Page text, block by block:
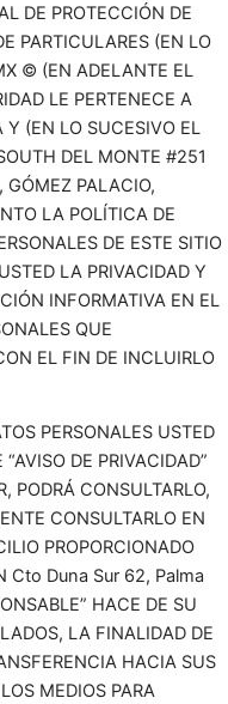
DE PROTECCIÓN DE
PARTICULARES (EN LO
© (EN ADELANTE EL
LE PERTENECE A
Y (EN LO SUCESIVO EL
DEL MONTE #251
GÓMEZ PALACIO,
LA POLÍTICA DE
DE ESTE SITIO
LA PRIVACIDAD Y
INFORMATIVA EN EL
QUE
EL FIN DE INCLUIRLO
PERSONALES USTED
DE PRIVACIDAD”
PODRÁ CONSULTARLO,
CONSULTARLO EN
PROPORCIONADO
Cto Duna Sur 62, Palma
HACE DE SU
LA FINALIDAD DE
HACIA SUS
MEDIOS PARA